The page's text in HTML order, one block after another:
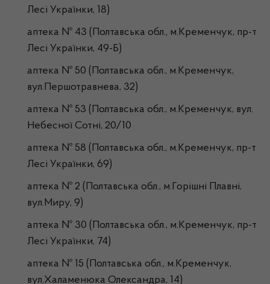
Лесі Українки, 18)
аптека № 43 (Полтавська обл., м.Кременчук, пр-т
Лесі Українки, 49-Б)
аптека № 50 (Полтавська обл., м.Кременчук,
вул.Першотравнева, 32)
аптека № 53 (Полтавська обл., м.Кременчук, вул.
Небесної Сотні, 20/10
аптека № 58 (Полтавська обл., м.Кременчук, пр-т
Лесі Українки, 69)
аптека № 2 (Полтавська обл., м.Горішні Плавні,
вул.Миру, 9)
аптека № 30 (Полтавська обл., м.Кременчук, пр-т
Лесі Українки, 74)
аптека № 15 (Полтавська обл., м.Кременчук,
вул.Халаменюка Олександра, 14)